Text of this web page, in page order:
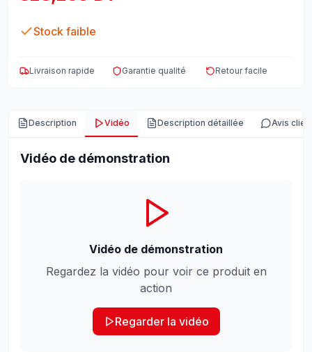
Stock faible
Livraison rapide Garantie qualité Retour facile
Description Vidéo Description détaillée Avis
Vidéo de démonstration
Vidéo de démonstration
Regardez la vidéo pour voir ce produit en
action
Regarder la vidéo